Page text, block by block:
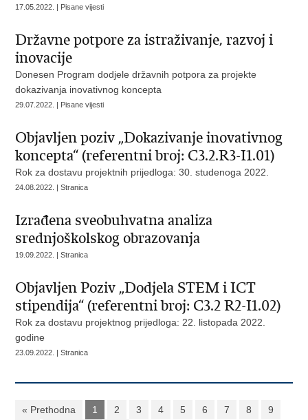
17.05.2022. | Pisane vijesti
Državne potpore za istraživanje, razvoj i
inovacije
Donesen Program dodjele državnih potpora za projekte
dokazivanja inovativnog koncepta
29.07.2022. | Pisane vijesti
Objavljen poziv „Dokazivanje inovativnog
koncepta“ (referentni broj: C3.2.R3-I1.01)
Rok za dostavu projektnih prijedloga: 30. studenoga 2022.
24.08.2022. | Stranica
Izrađena sveobuhvatna analiza
srednjoškolskog obrazovanja
19.09.2022. | Stranica
Objavljen Poziv „Dodjela STEM i ICT
stipendija“ (referentni broj: C3.2 R2-I1.02)
Rok za dostavu projektnog prijedloga: 22. listopada 2022.
godine
23.09.2022. | Stranica
« Prethodna 1 2 3 4 5 6 7 8
9